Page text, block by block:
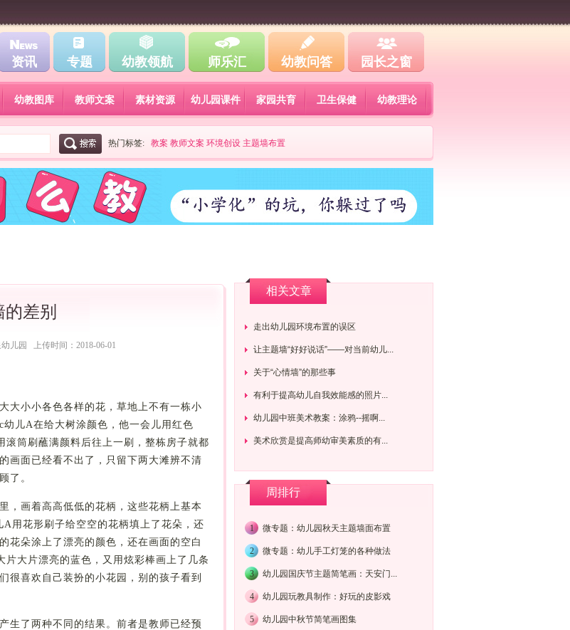
资讯 专题 幼教领航 师乐汇 幼教问答 园长之窗
幼教图库 教师文案 素材资源 幼儿园课件 家园共育 卫生保健 幼教理论
热门标签: 教案 教师文案 环境创设 主题墙布置
差别
儿园 上传时间：2018-06-01
大小小各色各样的花，草地上不有一栋小
儿A在给大树涂颜色，他一会儿用红色
筒刷蘸满颜料后往上一刷，整栋房子就都
面已经看不出了，只留下两大滩辨不清
顾了。
，画着高高低低的花柄，这些花柄上基本
用花形刷子给空空的花柄填上了花朵，还
花朵涂上了漂亮的颜色，还在画面的空白
大片漂亮的蓝色，又用炫彩棒画上了几条
很喜欢自己装扮的小花园，别的孩子看到
生了两种不同的结果。前者是教师已经预
相关文章
走出幼儿园环境布置的误区
让主题墙“好好说话”——对当前幼儿...
关于“心情墙”的那些事
有利于提高幼儿自我效能感的照片...
幼儿园中班美术教案：涂鸦--摇啊...
美术欣赏是提高师幼审美素质的有...
周排行
1 微专题：幼儿园秋天主题墙面布置
2 微专题：幼儿手工灯笼的各种做法
3 幼儿园国庆节主题简笔画：天安门...
4 幼儿园玩教具制作：好玩的皮影戏
5 幼儿园中秋节简笔画图集